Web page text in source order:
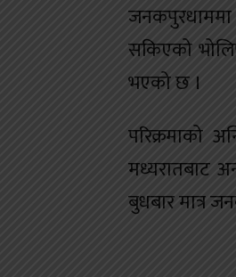
सकिएको
भएको छ ।
परिक्रमाको
मध्यरातबाट
बुधबार मात्र